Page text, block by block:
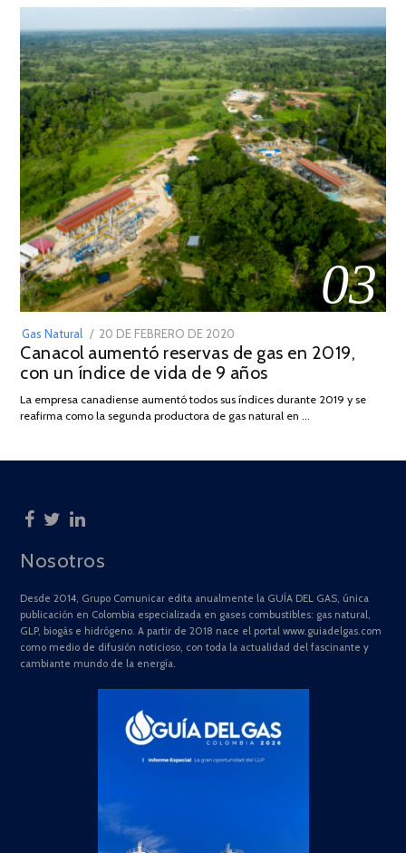
03
Gas Natural
POSTED
ON
20 DE FEBRERO DE 2020
DE
JULIO
2025
Canacol aumentó reservas de gas en 2019,
con un índice de vida de 9 años
La empresa canadiense aumentó todos sus índices durante 2019 y se
reafirma como la segunda productora de gas natural en …
Nosotros
Desde 2014, Grupo Comunicar edita anualmente la GUÍA DEL GAS, única
publicación en Colombia especializada en gases combustibles: gas natural,
GLP, biogás e hidrógeno. A partir de 2018 nace el portal www.guiadelgas.com
como medio de difusión noticioso, con toda la actualidad del fascinante y
cambiante mundo de la energía.